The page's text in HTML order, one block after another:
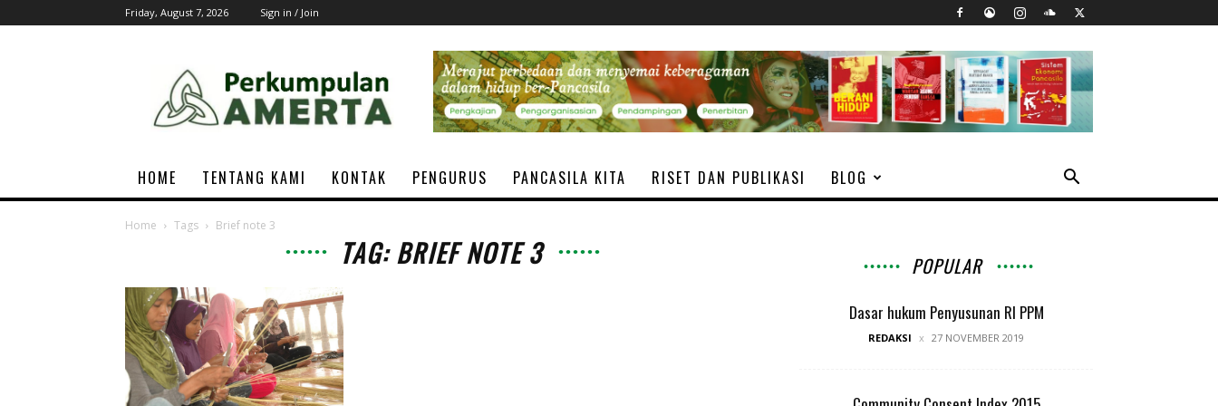
Friday, August 7, 2026 Sign in / Join
Associations
HOME TENTANG KAMI KONTAK PENGURUS PANCASILA KITA RISET DAN PUBLIKASI BLOG
Home Tags Brief note 3
TAG: BRIEF NOTE 3 POPULAR
Dasar hukum Penyusunan RI PPM
REDAKSI 27 NOVEMBER 2019